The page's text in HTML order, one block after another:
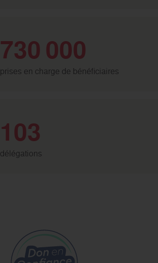
730 000
prises en charge de bénéficiaires
103
délégations